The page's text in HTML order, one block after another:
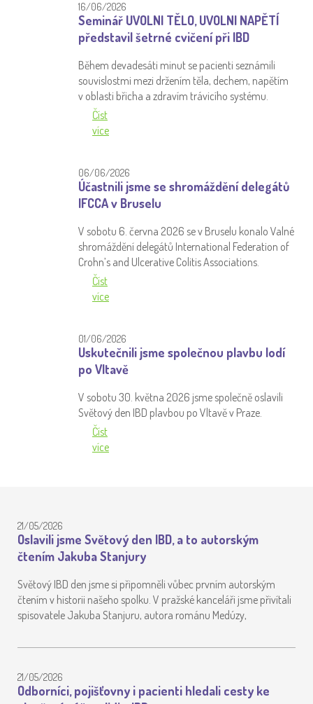
16/06/2026
Seminář UVOLNI TĚLO, UVOLNI NAPĚTÍ
představil šetrné cvičení při IBD
Během devadesáti minut se pacienti seznámili
souvislostmi mezi držením těla, dechem, napětím
v oblasti břicha a zdravím trávicího systému.
Číst
více
06/06/2026
Účastnili jsme se shromáždění delegátů
IFCCA v Bruselu
V sobotu 6. června 2026 se v Bruselu konalo Valné
shromáždění delegátů International Federation of
Crohn’s and Ulcerative Colitis Associations.
Číst
více
01/06/2026
Uskutečnili jsme společnou plavbu lodí
po Vltavě
V sobotu 30. května 2026 jsme společně oslavili
Světový den IBD plavbou po Vltavě v Praze.
Číst
více
21/05/2026
Oslavili jsme Světový den IBD, a to autorským
čtením Jakuba Stanjury
Světový IBD den jsme si připomněli vůbec prvním autorským
čtením v historii našeho spolku. V pražské kanceláři jsme přivítali
spisovatele Jakuba Stanjuru, autora románu Medúzy,
21/05/2026
Odborníci, pojišťovny i pacienti hledali cesty ke